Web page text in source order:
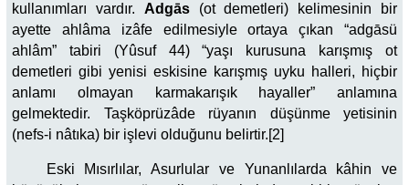
kullanımları vardır. Adgās(ot demetleri) kelimesinin bir
ayette ahlâma izâfe edilmesiyle ortaya çıkan “adgāsü
ahlâm” tabiri (Yûsuf 44) “yaşı kurusuna karışmış ot
demetleri gibi yenisi eskisine karışmış uyku halleri, hiçbir
anlamı olmayan karmakarışık hayaller” anlamına
gelmektedir. Taşköprüzâde rüyanın düşünme yetisinin
(nefs-i nâtıka) bir işlevi olduğunu belirtir.[2]
Eski Mısırlılar, Asurlular ve Yunanlılarda kâhin ve